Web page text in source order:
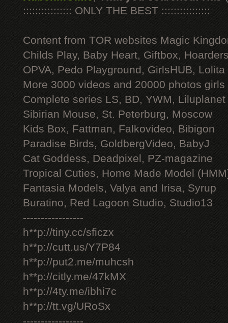
:::::::::::::::: ONLY THE BEST ::::::::::::::::
Content from TOR websites Magic
Childs Play, Baby Heart, Giftbox,
OPVA, Pedo Playground, GirlsHUB, Lolita
More 3000 videos and 20000 photos
Complete series LS, BD, YWM, Liluplanet
Sibirian Mouse, St. Peterburg, Moscow
Kids Box, Fattman, Falkovideo, Bibigon
Paradise Birds, GoldbergVideo, BabyJ
Cat Goddess, Deadpixel, PZ-magazine
Tropical Cuties, Home Made Model
Fantasia Models, Valya and Irisa, Syrup
Buratino, Red Lagoon Studio, Studio13
-----------------
h**p://tiny.cc/sficzx
h**p://cutt.us/Y7P84
h**p://put2.me/muhcsh
h**p://citly.me/47kMX
h**p://4ty.me/ibhi7c
h**p://tt.vg/URoSx